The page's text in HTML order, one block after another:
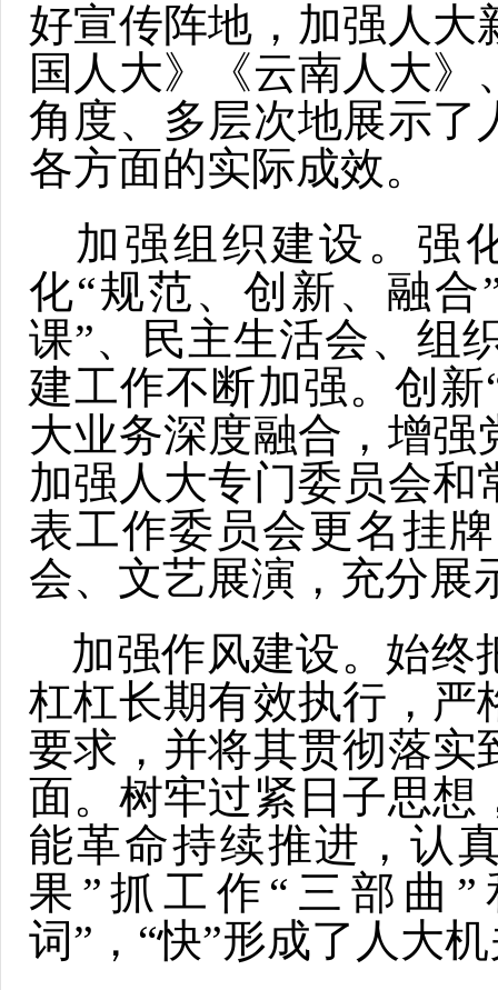
好宣传阵地，加强人大
国人大》《云南人大
角度、多层次地展示了
各方面的实际成效。
加强组织建设。强
化“规范、创新、融
课”、民主生活会、组
建工作不断加强。创
大业务深度融合，增
加强人大专门委员会
表工作委员会更名挂
会、文艺展演，充分展
加强作风建设。始终
杠杠长期有效执行，严
要求，并将其贯彻落实
面。树牢过紧日子思想
能革命持续推进，认
果”抓工作“三部曲
词”，“快”形成了人大